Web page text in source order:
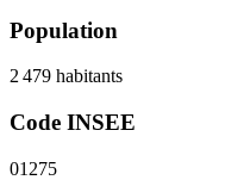
Population
2 479 habitants
Code INSEE
01275